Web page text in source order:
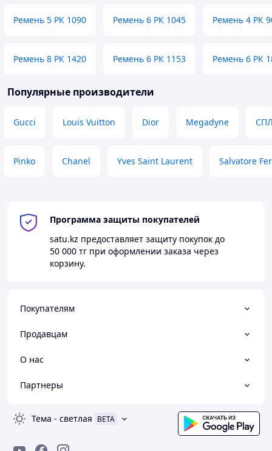
Ремень 5 РК 1090 Ремень 6 РК 1045 Ремень 4 РК
Ремень 8 РК 1420 Ремень 6 РК 1153 Ремень 6 РК
Популярные производители
Gucci Louis Vuitton Dior Megadyne
Pinko Chanel Yves Saint Laurent Salvatore
Программа защиты покупателей
satu.kz предоставляет защиту покупок до
50 000 тг при оформлении заказа через
корзину.
Покупателям
Продавцам
О нас
Партнеры
Тема - светлая BETA